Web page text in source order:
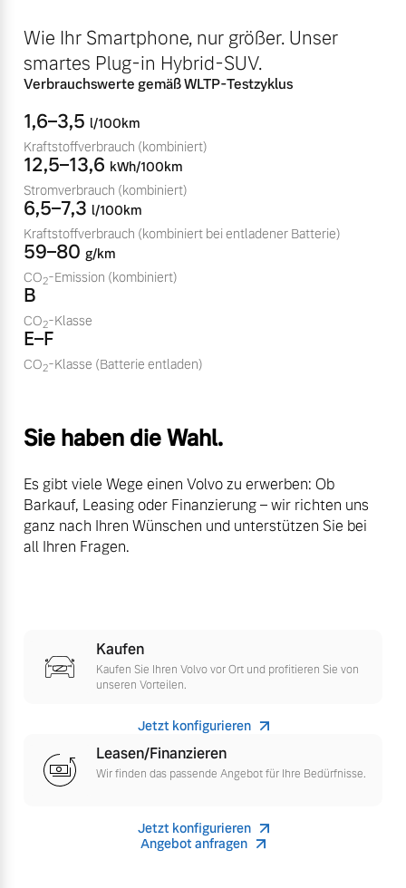
Fahrzeug konfigurieren
Sofort verfügbare Fahrzeuge
Volvo Selekt
Mehr erfahren
Editionsmodelle
Mehr erfahren
Sommer Kompletträder.
Bitte sprechen Sie uns
direkt an.
Entdecken Sie unsere
Mehr erfahren
Versicherung
Wie Ihr Smartphone, nur größer. Unser
smartes Plug-in Hybrid-SUV.
Verbrauchswerte gemäß WLTP-Testzyklus
1,6–3,5 l/100km
Kraftstoffverbrauch (kombiniert)
12,5–13,6 kWh/100km
Stromverbrauch (kombiniert)
6,5–7,3 l/100km
Kraftstoffverbrauch (kombiniert bei entladener Batterie)
59–80 g/km
CO2-Emission (kombiniert)
B
CO2-Klasse
E–F
CO2-Klasse (Batterie entladen)
Sie haben die Wahl.
Es gibt viele Wege einen Volvo zu erwerben: Ob
Barkauf, Leasing oder Finanzierung – wir richten uns
ganz nach Ihren Wünschen und unterstützen Sie bei
all Ihren Fragen.
Kaufen
Kaufen Sie Ihren Volvo vor Ort und profitieren Sie von
unseren Vorteilen.
Jetzt konfigurieren
Leasen/Finanzieren
Wir finden das passende Angebot für Ihre Bedürfnisse.
Jetzt konfigurieren
Angebot anfragen